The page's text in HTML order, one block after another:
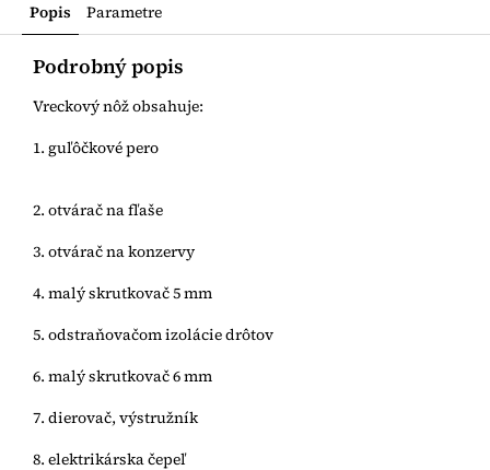
Popis Parametre
Podrobný popis
Vreckový nôž obsahuje:
1. guľôčkové pero
2. otvárač na fľaše
3. otvárač na konzervy
4. malý skrutkovač 5 mm
5. odstraňovačom izolácie drôtov
6. malý skrutkovač 6 mm
7. dierovač, výstružník
8. elektrikárska čepeľ